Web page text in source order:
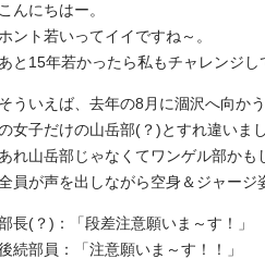
こんにちはー。
ホント若いってイイですね～。
あと15年若かったら私もチャレンジし
そういえば、去年の8月に涸沢へ向か
女子だけの山岳部(？)とすれ違いまし
あれ山岳部じゃなくてワンゲル部か
員が声を出しながら空身＆ジャージ
長(？)：「段差注意願いま～す！」
続部員：「注意願いま～す！！」